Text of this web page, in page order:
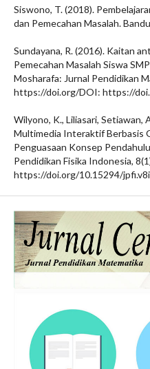
Siswono, T. (2018).
dan Pemecahan Masalah.
Sundayana, R. (2016). Kaitan
Pemecahan Masalah Siswa
Mosharafa: Jurnal Pendidikan
https://doi.org/DOI: https://
Wilyono, K., Liliasari, Setiawan,
Multimedia Interaktif Berbasis
Penguasaan Konsep
Pendidikan Fisika Indonesia,
https://doi.org/10.15294/